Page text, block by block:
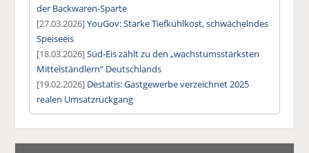
der Backwaren-Sparte
[27.03.2026]YouGov: Starke Tiefkühlkost, schwächelndes
Speiseeis
[18.03.2026]Süd-Eis zählt zu den „wachstumsstärksten
Mittelständlern“ Deutschlands
[19.02.2026] Destatis: Gastgewerbe verzeichnet 2025
realen Umsatzrückgang